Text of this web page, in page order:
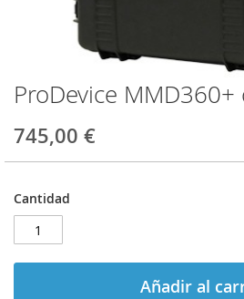
ProDevice
745,00 €
Cantidad
Añadir al
Saltar
al
comienzo
de
la
de
imágenes